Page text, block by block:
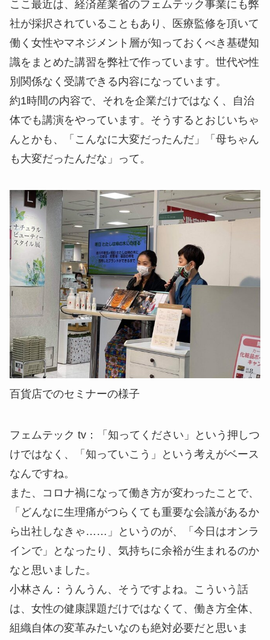
ここ最近は、経済産業省のフェムテック事業にも弊
社が採択されていることもあり、医療監修を頂いて
働く女性やマネジメント層が知っておくべき基礎知
識をまとめた講習を弊社で作っています。世代や性
別関係なく受講できる内容になっています。
約1時間の内容で、それを企業だけではなく、自治
体でも講演をやっています。そうするとおじいちゃ
んとかも、「こんなに大変だったんだ」「母ちゃん
も大変だったんだな」って。
百貨店でのセミナーの様子
フェムテック tv ：「知ってください」という押しつ
けではなく、「知っていこう」という考えがベース
なんですね。
また、コロナ禍になって働き方が変わったことで、
「どんなに生理痛がつらくても重要な会議があるか
ら出社しなきゃ……」というのが、「今日はオンラ
インで」となったり、気持ちに余裕が生まれるのか
なと思いました。
小林さん ：うんうん、そうですよね。こういう話
は、女性の健康課題だけではなくて、働き方全体、
組織自体の変革みたいなのも絶対必要だと思いま